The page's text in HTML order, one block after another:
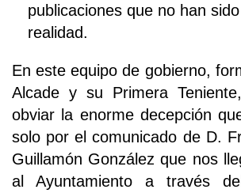
publicaciones que no han
realidad.
En este equipo de gobierno,
Alcade y su Primera
obviar la enorme decepción
solo por el comunicado de D.
Guillamón González que nos
al Ayuntamiento a través